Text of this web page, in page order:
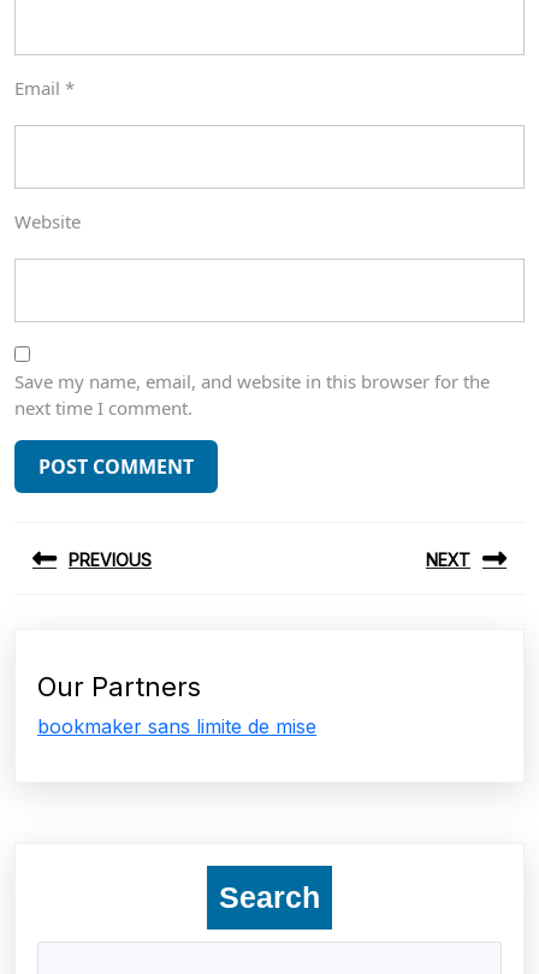
Email *
Website
Save my name, email, and website in this browser for the
next time I comment.
navigation
PREVIOUS NEXT
Our Partners
bookmaker sans limite de mise
Search